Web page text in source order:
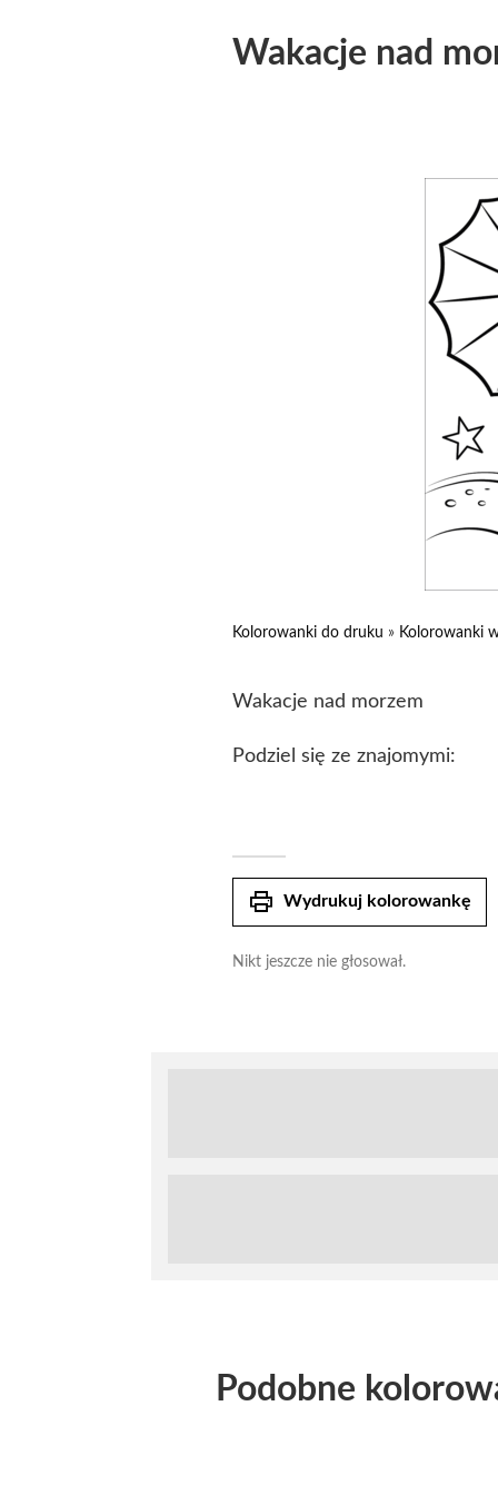
Wakacje nad
Kolorowanki do druku » Kolorowanki
Wakacje nad morzem
Podziel się ze znajomymi:
print Wydrukuj kolorowankę
Nikt jeszcze nie głosował.
Podobne